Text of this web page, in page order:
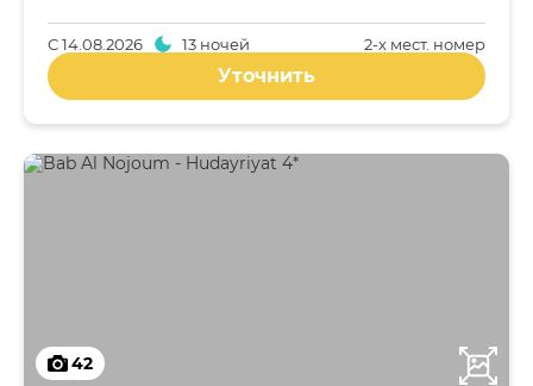
2-x мест. номер
С14.08.2026 13 ночей
Уточнить
42